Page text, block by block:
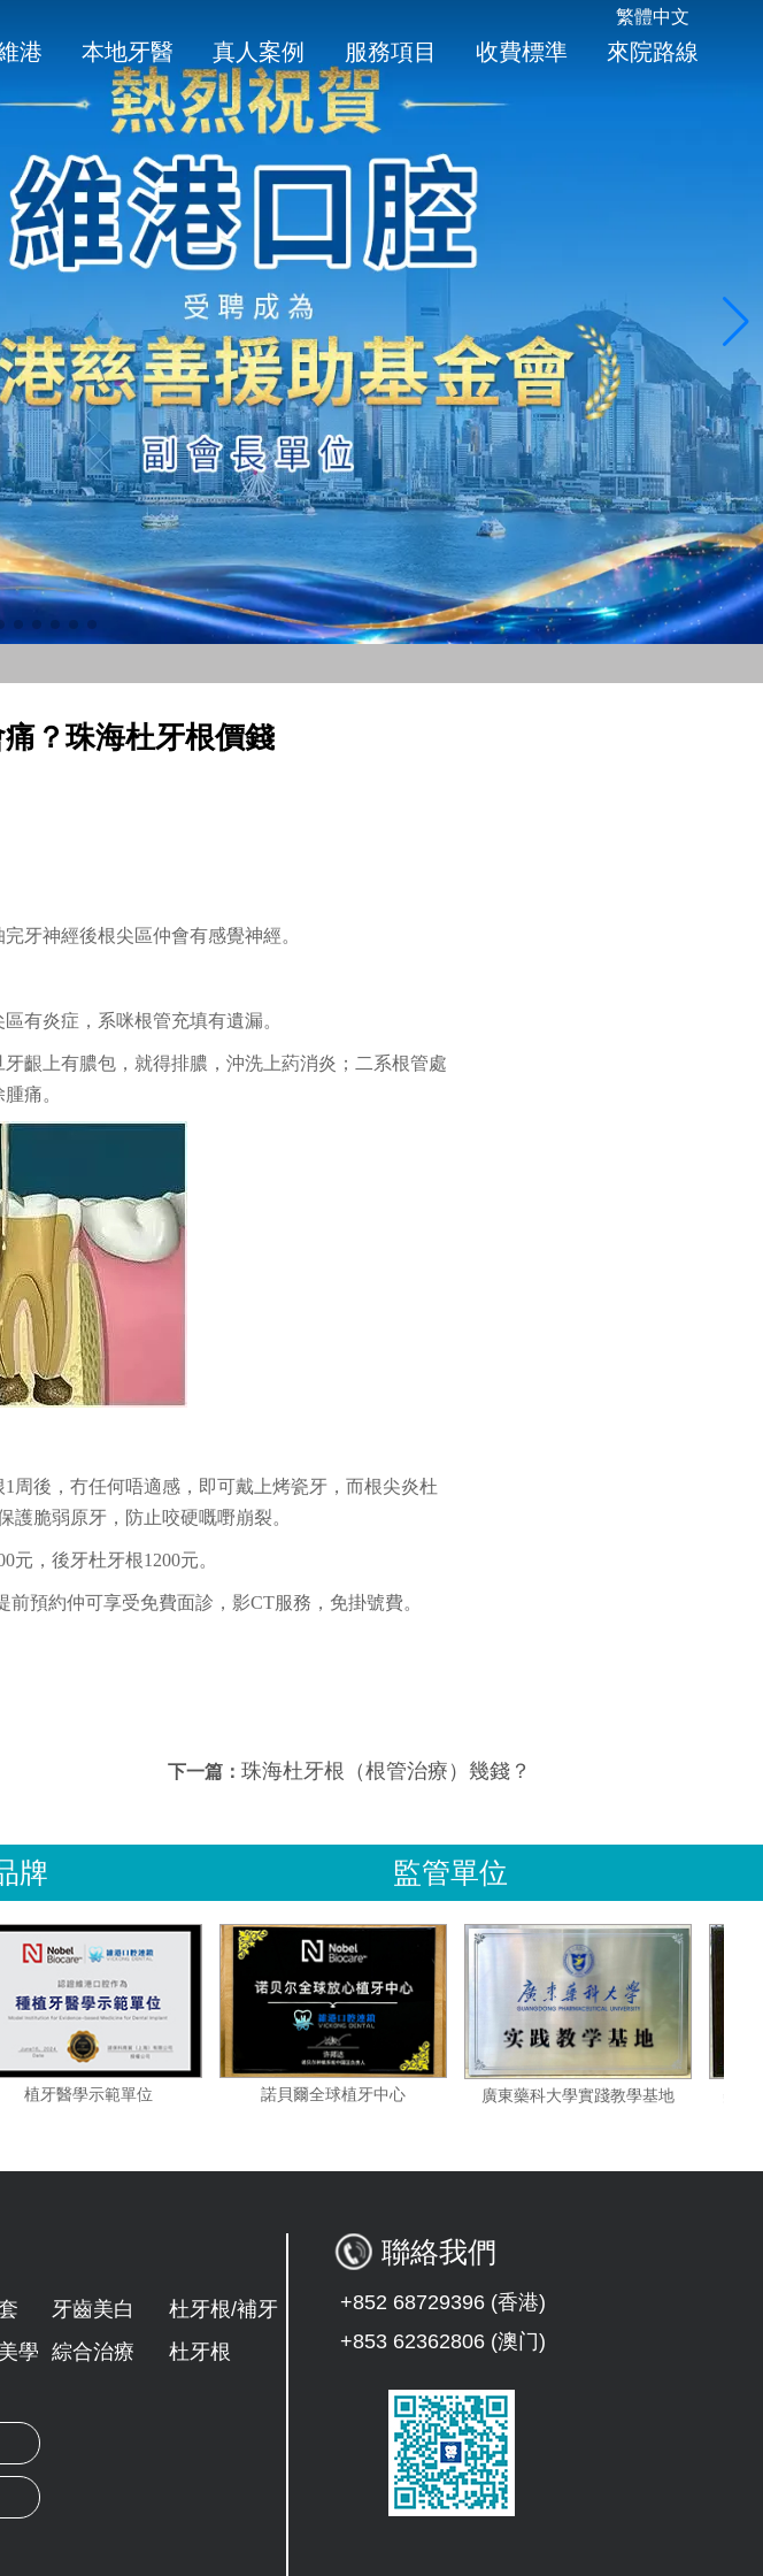
繁體中文
港 本地牙醫 真人案例 服務項目 收費標準 來院路線
？珠海杜牙根價錢
牙神經後根尖區仲會有感覺神經。
有炎症，系咪根管充填有遺漏。
齦上有膿包，就得排膿，沖洗上葯消炎；二系根管處
痛。
周後，冇任何唔適感，即可戴上烤瓷牙，而根尖炎杜
護脆弱原牙，防止咬硬嘅嘢崩裂。
元，後牙杜牙根1200元。
預約仲可享受免費面診，影CT服務，免掛號費。
下一篇：珠海杜牙根（根管治療）幾錢？
牌 監管單位
植牙醫學示範單位 諾貝爾全球植牙中心 廣東藥科大學實踐教學基地
牙齒美白
杜牙根/補牙
學
綜合治療 杜牙根
聯絡我們
+852 68729396 (香港)
+853 62362806 (澳门)